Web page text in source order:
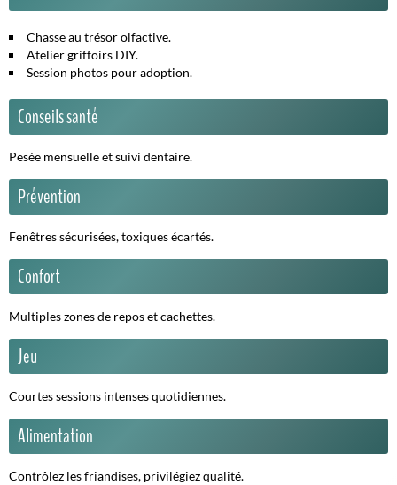
Chasse au trésor olfactive.
Atelier griffoirs DIY.
Session photos pour adoption.
Conseils santé
Pesée mensuelle et suivi dentaire.
Prévention
Fenêtres sécurisées, toxiques écartés.
Confort
Multiples zones de repos et cachettes.
Jeu
Courtes sessions intenses quotidiennes.
Alimentation
Contrôlez les friandises, privilégiez qualité.